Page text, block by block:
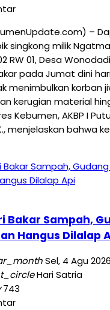
–
singkong milik
RW 01, Desa
pada Jumat dini hari
menimbulkan korban
kerugian material
Kebumen, AKBP I
menjelaskan bahwa
Bakar Sampah,
Hangus Dilalap
Sel, 4 Agu 2026
Hari Satria
743